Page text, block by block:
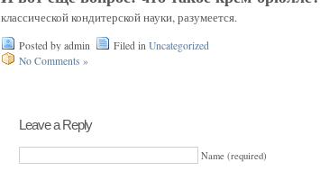
классической кондитерской науки, разумеется.
Posted by admin Filed in Uncategorized
No Comments »
Leave a Reply
Name (required)